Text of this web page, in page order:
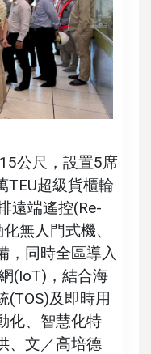
公尺，設置5席
TEU超級貨櫃輪
遠端遙控(Re-
無人門式機、
，同時全區導入
(IoT)，結合海
(TOS)及即時用
化、智慧化特
、文／高培德